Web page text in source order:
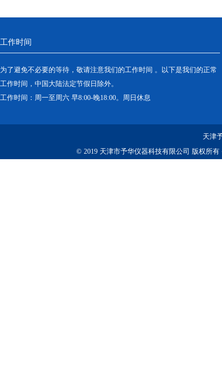
工作时间
为了避免不必要的等待，敬请注意我们的工作时间 。以下是我们的正常
工作时间，中国大陆法定节假日除外。
工作时间：周一至周六 早8:00-晚18:00。周日休息
天津
© 2019 天津市予华仪器科技有限公司 版权所有